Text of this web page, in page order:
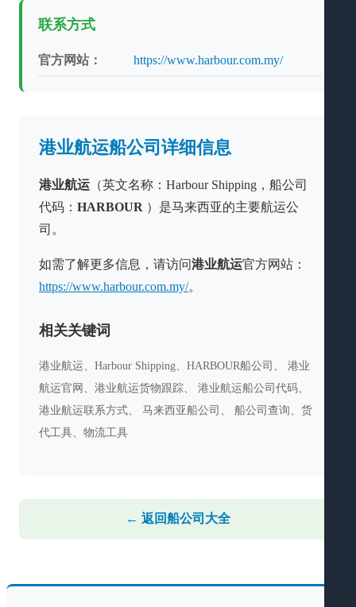
联系方式
官方网站： https://www.harbour.com.my/
港业航运船公司详细信息
港业航运 （英文名称：Harbour Shipping，船公司
代码： HARBOUR ）是马来西亚的主要航运公
司。
如需了解更多信息，请访问港业航运官方网站：
https://www.harbour.com.my/。
相关关键词
港业航运、Harbour Shipping、HARBOUR船公司、 港业
航运官网、港业航运货物跟踪、 港业航运船公司代码、
港业航运联系方式、 马来西亚船公司、 船公司查询、货
代工具、物流工具
← 返回船公司大全